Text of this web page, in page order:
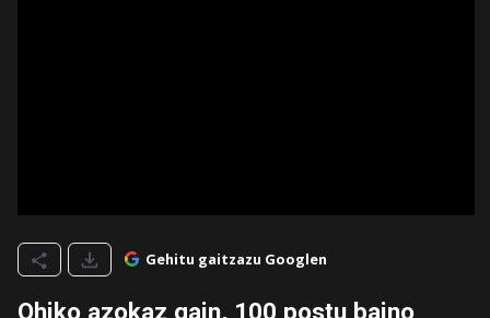
Gehitu gaitzazu Googlen
Ohiko azokaz gain, 100 postu baino